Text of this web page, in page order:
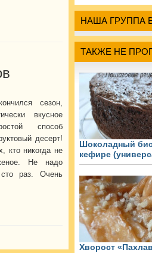
сезон,
вкусное
способ
десерт!
кто никогда не
Не надо
раз. Очень
НАША ГРУППА
ТАКЖЕ НЕ
Шоколадный
кефире
Хворост